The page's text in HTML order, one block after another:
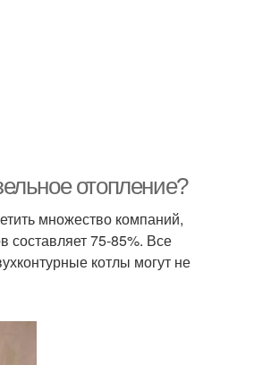
отопление?
множество компаний,
составляет 75-85%. Все
котлы могут не